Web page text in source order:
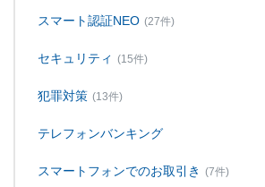
スマート認証NEO (27件)
セキュリティ (15件)
犯罪対策 (13件)
テレフォンバンキング
スマートフォンでのお取引き (7件)